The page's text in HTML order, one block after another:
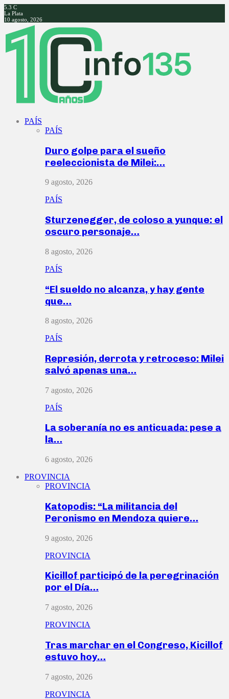
5.3 C
La Plata
10 agosto, 2026
Facebook
Twitter
Instagram
Youtube
PAÍS
PAÍS
Duro golpe para el sueño
reeleccionista de Milei:…
9 agosto, 2026
PAÍS
Sturzenegger, de coloso a yunque: el
oscuro personaje…
8 agosto, 2026
PAÍS
“El sueldo no alcanza, y hay gente
que…
8 agosto, 2026
PAÍS
Represión, derrota y retroceso: Milei
salvó apenas una…
7 agosto, 2026
PAÍS
La soberanía no es anticuada: pese a
la…
6 agosto, 2026
PROVINCIA
PROVINCIA
Katopodis: “La militancia del
Peronismo en Mendoza quiere…
9 agosto, 2026
PROVINCIA
Kicillof participó de la peregrinación
por el Día…
7 agosto, 2026
PROVINCIA
Tras marchar en el Congreso, Kicillof
estuvo hoy…
7 agosto, 2026
PROVINCIA